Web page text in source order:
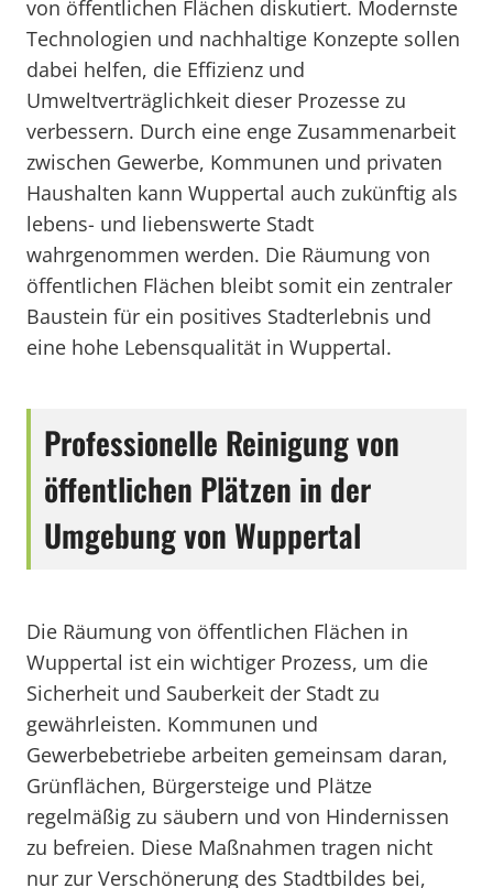
von öffentlichen Flächen diskutiert. Modernste
Technologien und nachhaltige Konzepte sollen
dabei helfen, die Effizienz und
Umweltverträglichkeit dieser Prozesse zu
verbessern. Durch eine enge Zusammenarbeit
zwischen Gewerbe, Kommunen und privaten
Haushalten kann Wuppertal auch zukünftig als
lebens- und liebenswerte Stadt
wahrgenommen werden. Die Räumung von
öffentlichen Flächen bleibt somit ein zentraler
Baustein für ein positives Stadterlebnis und
eine hohe Lebensqualität in Wuppertal.
Professionelle Reinigung von
öffentlichen Plätzen in der
Umgebung von Wuppertal
Die Räumung von öffentlichen Flächen in
Wuppertal ist ein wichtiger Prozess, um die
Sicherheit und Sauberkeit der Stadt zu
gewährleisten. Kommunen und
Gewerbebetriebe arbeiten gemeinsam daran,
Grünflächen, Bürgersteige und Plätze
regelmäßig zu säubern und von Hindernissen
zu befreien. Diese Maßnahmen tragen nicht
nur zur Verschönerung des Stadtbildes bei,